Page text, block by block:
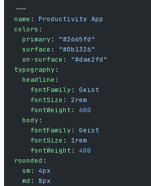
---
name : Productivity App
colors :
  primary
: "#2665fd"
  surface
: "#0b1326"
  on-surface
: "#dae2fd"
typography :
  headline
:
    fontFamily
: Geist
    fontSize
: 2rem
    fontWeight
: 600
  body
:
    fontFamily
: Geist
    fontSize
: 1rem
    fontWeight
: 400
rounded :
  sm
: 4px
  md
: 8px